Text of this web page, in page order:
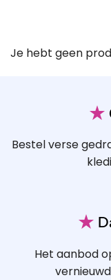
Je hebt geen
★
Bestel verse
★
Het aanbod